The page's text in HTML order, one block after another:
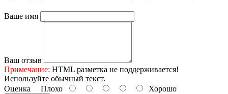
Ваше имя
Ваш отзыв
Примечание: HTML разметка не поддерживается!
Используйте обычный текст.
Оценка Плохо Хорошо